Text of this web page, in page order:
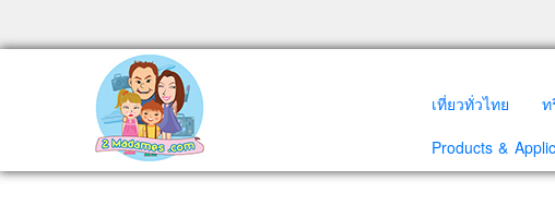
เที่ยวทั่วไทย ท
Products &